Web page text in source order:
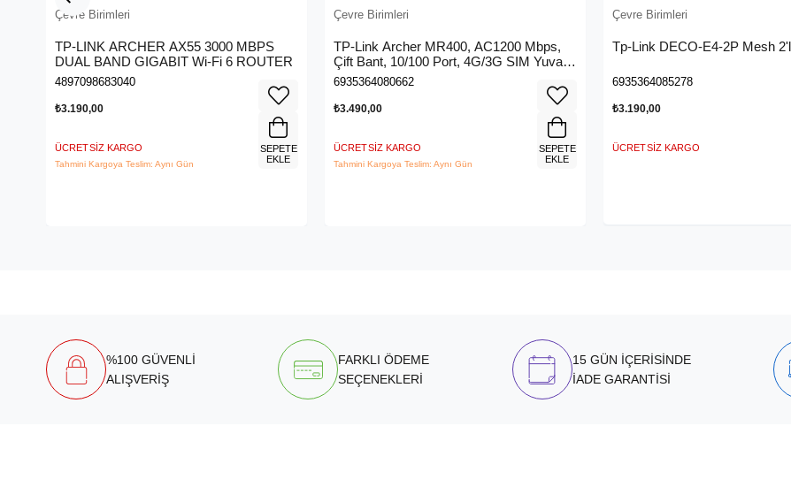
Çevre Birimleri
TP-LINK ARCHER AX55 3000 MBPS
DUAL BAND GIGABIT Wi-Fi 6 ROUTER
4897098683040
₺3.190,00
ÜCRETSIZ KARGO
Tahmini Kargoya Teslim: Aynı Gün
SEPETE
EKLE
Çevre Birimleri
TP-Link Archer MR400, AC1200 Mbps,
Çift Bant, 10/100 Port, 4G/3G SIM Yuvası,
Kablosuz 4G LTE Router
6935364080662
₺3.490,00
ÜCRETSIZ KARGO
Tahmini Kargoya Teslim: Aynı Gün
SEPETE
EKLE
Çevre Birimleri
Tp-Link DECO-E4-2P Mesh
6935364085278
₺3.190,00
ÜCRETSIZ KARGO
%100 GÜVENLİ
ALIŞVERİŞ
FARKLI ÖDEME
SEÇENEKLERİ
15 GÜN İÇERİSİNDE
İADE GARANTİSİ